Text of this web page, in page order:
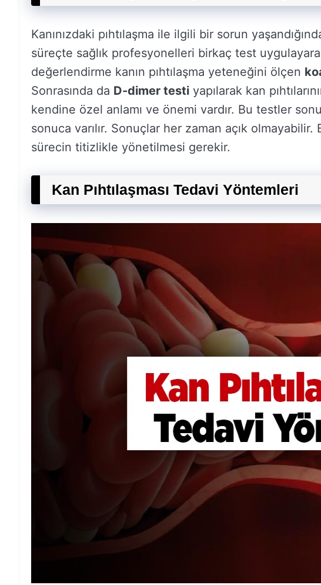
Kanınızdaki pıhtılaşma ile ilgili bir sorun
süreçte sağlık profesyonelleri birkaç test
değerlendirme kanın pıhtılaşma yeteneğini ölçen
Sonrasında da D-dimer testi yapılarak kan
kendine özel anlamı ve önemi vardır. Bu testler
sonuca varılır. Sonuçlar her zaman açık
sürecin titizlikle yönetilmesi gerekir.
Kan Pıhtılaşması Tedavi Yöntemleri